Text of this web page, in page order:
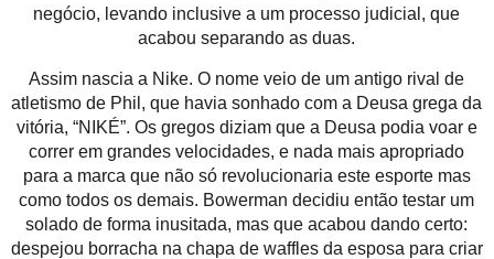
negócio, levando inclusive a um processo judicial, que
acabou separando as duas.
Assim nascia a Nike. O nome veio de um antigo rival de
atletismo de Phil, que havia sonhado com a Deusa grega da
vitória, “NIKÉ”. Os gregos diziam que a Deusa podia voar e
correr em grandes velocidades, e nada mais apropriado
para a marca que não só revolucionaria este esporte mas
como todos os demais. Bowerman decidiu então testar um
solado de forma inusitada, mas que acabou dando certo:
despejou borracha na chapa de waffles da esposa para criar